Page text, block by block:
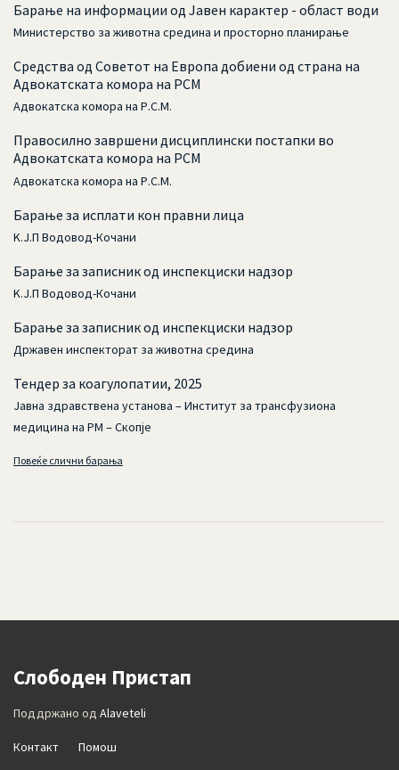
Барање на информации од Јавен карактер - област води
Министерство за животна средина и просторно планирање
Средства од Советот на Европа добиени од страна на
Адвокатската комора на РСМ
Адвокатска комора на Р.С.М.
Правосилно завршени дисциплински постапки во
Адвокатската комора на РСМ
Адвокатска комора на Р.С.М.
Барање за исплати кон правни лица
K.Ј.П Водовод-Кочани
Барање за записник од инспекциски надзор
K.Ј.П Водовод-Кочани
Барање за записник од инспекциски надзор
Државен инспекторат за животна средина
Тендер за коагулопатии, 2025
Јавна здравствена установа – Институт за трансфузиона
медицина на РМ – Скопје
Повеќе слични барања
Слободен Пристап
Поддржано од Alaveteli
Контакт Помош